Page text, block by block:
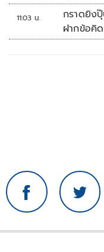
เสียหาย
11:03 น.
กราดยิง
ฝากข้อคิ